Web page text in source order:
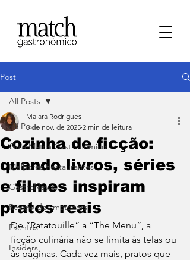
Post
All Posts
⁠Guia Match Gastronômico
Melhores Restaurantes
⁠GastroNews
Review dos matchers
Eventos
⁠Insiders
All Posts
Cozinha de ficção:
quando livros, séries
e filmes inspiram
pratos reais
Maiara Rodrigues
5 de nov. de 2025 2 min de leitura
De “Ratatouille” a “The Menu”, a
ficção culinária não se limita às telas ou
às páginas. Cada vez mais, pratos que